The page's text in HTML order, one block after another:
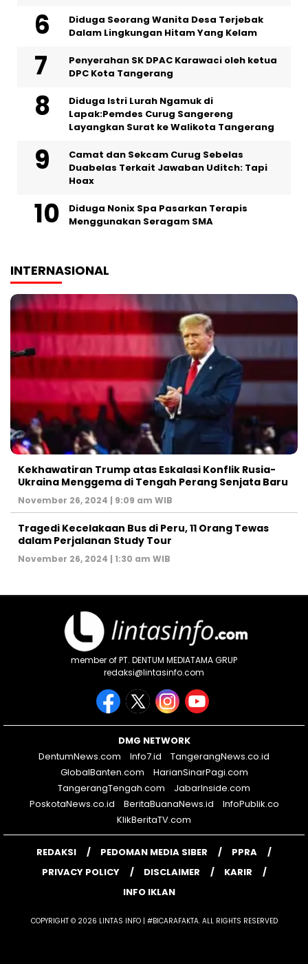
‎Diduga Seorang Wanita Desa Terjebak
Dalam Lingkungan Hitam Yang Kelam
Penyerahan SK DPAC Karawaci oleh ketua
DPC Kota Tangerang
‎Diduga Istri Lurah Ngamuk di
Lapak:Pemdes Curug Sangereng
Layangkan Surat ke Walikota Tangerang
Camat dan Sekcam Curug Sebelas
Duabelas Terkait Jawaban Uditch: Tapi
Hoax
‎Diduga Nonix Spa Pasarkan Terapis
Menggunakan Seragam SMA
INTERNASIONAL
Kekhawatiran Trump atas Eskalasi Konflik Rusia-
Ukraina Menggema di Tengah Perang Senjata Baru
November 26, 2024 | 9:09 am WIB
Tragedi Kecelakaan Bus di Peru, 11 Orang Tewas
dalam Perjalanan Study Tour
November 26, 2024 | 1:30 am WIB
member of PT. DENTUM MEDIATAMA GRUP
redaksi@lintasinfo.com
DMG NETWORK
DentumNews.com
Info7.id
TangerangNews.co.id
GlobalBanten.com
HarianSinarPagi.com
TangerangTengah.com
JabarInside.com
PoskotaNews.co.id
BeritaBuanaNews.id
InfoPublik.co
KlikBeritaTV.com
REDAKSI PEDOMAN MEDIA SIBER
PPRA
PRIVACY POLICY
DISCLAIMER
KARIR
INFO IKLAN
COPYRIGHT © 2026 LINTAS INFO | #BICARAFAKTA. ALL RIGHTS RESERVED